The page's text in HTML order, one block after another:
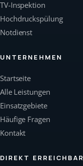
TV-Inspektion
Hochdruckspülung
Notdienst
UNTERNEHMEN
Startseite
Alle Leistungen
Einsatzgebiete
Häufige Fragen
Kontakt
DIREKT ERREICHBAR